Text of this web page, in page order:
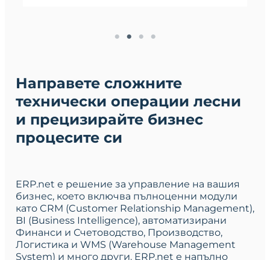
Направете сложните
технически операции лесни
и прецизирайте бизнес
процесите си
ERP.net е решение за управление на вашия
бизнес, което включва пълноценни модули
като CRM (Customer Relationship Management),
BI (Business Intelligence), автоматизирани
Финанси и Счетоводство, Производство,
Логистика и WMS (Warehouse Management
System) и много други. ERP.net е напълно